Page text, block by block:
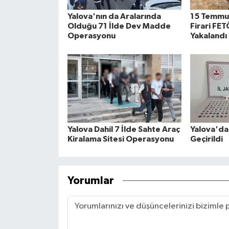
Yalova'nın da Aralarında
Olduğu 71 İlde Dev Madde
Operasyonu
15
Firari
Yakalandı
Yalova Dahil 7 İlde Sahte Araç
Kiralama Sitesi Operasyonu
Yalova'da
Geçirildi
Yorumlar